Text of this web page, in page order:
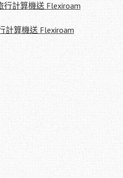
行計算機送 Flexiroam
計算機送 Flexiroam